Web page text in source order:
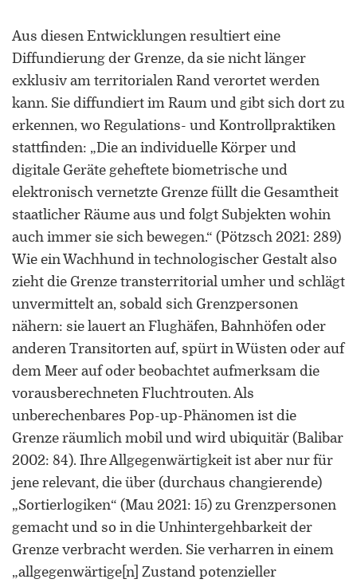
Aus diesen Entwicklungen resultiert eine
Diffundierung der Grenze, da sie nicht länger
exklusiv am territorialen Rand verortet werden
kann. Sie diffundiert im Raum und gibt sich dort zu
erkennen, wo Regulations- und Kontrollpraktiken
stattfinden: „Die an individuelle Körper und
digitale Geräte geheftete biometrische und
elektronisch vernetzte Grenze füllt die Gesamtheit
staatlicher Räume aus und folgt Subjekten wohin
auch immer sie sich bewegen.“ (Pötzsch 2021: 289)
Wie ein Wachhund in technologischer Gestalt also
zieht die Grenze transterritorial umher und schlägt
unvermittelt an, sobald sich Grenzpersonen
nähern: sie lauert an Flughäfen, Bahnhöfen oder
anderen Transitorten auf, spürt in Wüsten oder auf
dem Meer auf oder beobachtet aufmerksam die
vorausberechneten Fluchtrouten. Als
unberechenbares Pop-up-Phänomen ist die
Grenze räumlich mobil und wird ubiquitär (Balibar
2002: 84). Ihre Allgegenwärtigkeit ist aber nur für
jene relevant, die über (durchaus changierende)
„Sortierlogiken“ (Mau 2021: 15) zu Grenzpersonen
gemacht und so in die Unhintergehbarkeit der
Grenze verbracht werden. Sie verharren in einem
„allgegenwärtige[n] Zustand potenzieller